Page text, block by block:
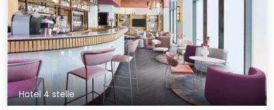
Hotel 4 stelle